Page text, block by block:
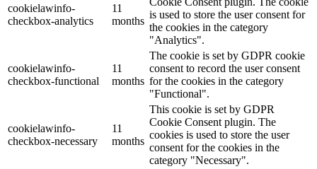
cookielawinfo-
checkbox-analytics
11
months
is used to store the user consent for
the cookies in the category
"Analytics".
cookielawinfo-
checkbox-functional
11
months
The cookie is set by GDPR cookie
consent to record the user consent
for the cookies in the category
"Functional".
cookielawinfo-
checkbox-necessary
11
months
This cookie is set by GDPR
Cookie Consent plugin. The
cookies is used to store the user
consent for the cookies in the
category "Necessary".